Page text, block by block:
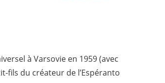
à Varsovie en 1959 (avec
fils du créateur de l’Espéranto